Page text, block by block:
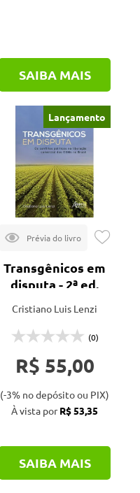
SAIBA MAIS
Lançamento
Transgênicos em
disputa - 2ª ed.
Cristiano Luis Lenzi
(0)
R$ 55,00
(-3% no depósito ou PIX)
À vista porR$ 53,35
SAIBA MAIS